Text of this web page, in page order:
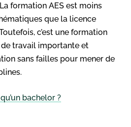
La formation AES est moins
que la licence
c’est une formation
travail importante et
sans failles pour mener de
bachelor ?